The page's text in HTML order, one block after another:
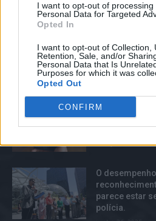
I want to opt-out of processing
Personal Data for Targeted
Opted In
I want to opt-out of Collection,
Retention, Sale, and/or
Personal Data that Is
Purposes for which it was
Opted Out
CONFIRM
medidas
disseminação
setembro 15, 2025
TOP TRENDS
Os jovens
que o
relatório.
março 22, 2025
O
parece estar
polícia.